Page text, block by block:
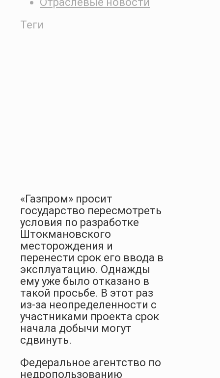
Теги
«Газпром» просит
государство пересмотреть
условия по разработке
Штокмановского
месторождения и
перенести срок его ввода в
эксплуатацию. Однажды
ему уже было отказано в
такой просьбе. В этот раз
из-за неопределенности с
участниками проекта срок
начала добычи могут
сдвинуть.
Федеральное агентство по
недропользованию